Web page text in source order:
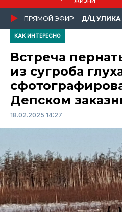
ПРЯМОЙ ЭФИР Д/Ц
КАК ИНТЕРЕСНО
Встреча
из сугроба
Депском
18.02.2025 14:27